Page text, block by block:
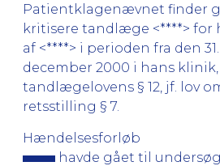
Patientklagenævnet finder
kritisere tandlæge <****> for
af <****> i perioden fra den 31.
december 2000 i hans klinik,
tandlægelovens § 12, jf. lov
retsstilling § 7.
Hændelsesforløb
havde gået til